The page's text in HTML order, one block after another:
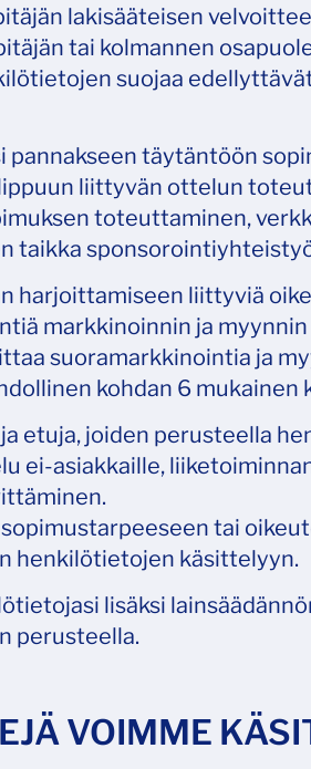
lakisääteisen
tai kolmannen
suojaa
täytäntöön
liittyvän ottelun
toteuttaminen,
taikka
harjoittamiseen liittyviä
markkinoinnin ja
suoramarkkinointia ja
kohdan 6
etuja, joiden perusteella
ei-asiakkaille,
tai
henkilötietojen käsittelyyn.
lisäksi
perusteella.
VOIMME